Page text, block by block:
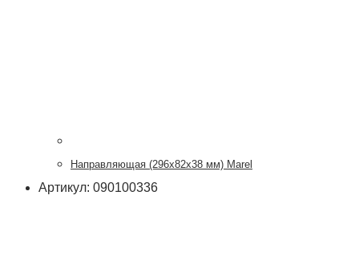
Направляющая (296х82х38 мм) Marel
Артикул: 090100336